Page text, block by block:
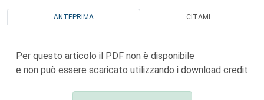
ANTEPRIMA CITAMI
Per questo articolo il PDF non è disponibile
e non può essere scaricato utilizzando i download credit